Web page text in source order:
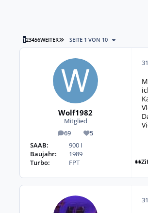
123456WEITER LETZTE SEITE
SEITE 1 VON 10
Wolf1982
Mitglied
69
Beiträge 5
Reputation
SAAB:
900 I
Baujahr:
1989
Turbo:
FPT